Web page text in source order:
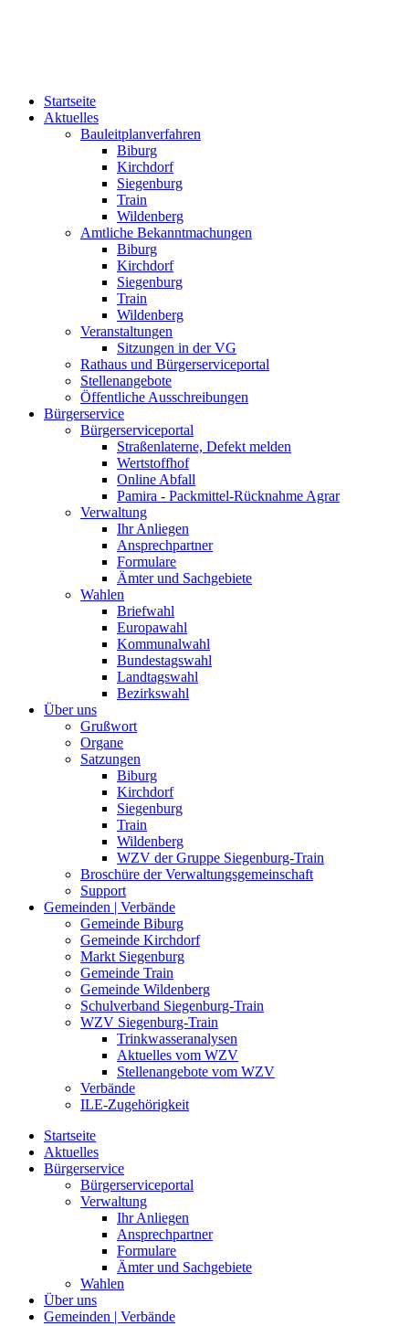
Startseite
Aktuelles
Bauleitplanverfahren
Biburg
Kirchdorf
Siegenburg
Train
Wildenberg
Amtliche Bekanntmachungen
Biburg
Kirchdorf
Siegenburg
Train
Wildenberg
Veranstaltungen
Sitzungen in der VG
Rathaus und Bürgerserviceportal
Stellenangebote
Öffentliche Ausschreibungen
Bürgerservice
Bürgerserviceportal
Straßenlaterne, Defekt melden
Wertstoffhof
Online Abfall
Pamira - Packmittel-Rücknahme Agrar
Verwaltung
Ihr Anliegen
Ansprechpartner
Formulare
Ämter und Sachgebiete
Wahlen
Briefwahl
Europawahl
Kommunalwahl
Bundestagswahl
Landtagswahl
Bezirkswahl
Über uns
Grußwort
Organe
Satzungen
Biburg
Kirchdorf
Siegenburg
Train
Wildenberg
WZV der Gruppe Siegenburg-Train
Broschüre der Verwaltungsgemeinschaft
Support
Gemeinden | Verbände
Gemeinde Biburg
Gemeinde Kirchdorf
Markt Siegenburg
Gemeinde Train
Gemeinde Wildenberg
Schulverband Siegenburg-Train
WZV Siegenburg-Train
Trinkwasseranalysen
Aktuelles vom WZV
Stellenangebote vom WZV
Verbände
ILE-Zugehörigkeit
Startseite
Aktuelles
Bürgerservice
Bürgerserviceportal
Verwaltung
Ihr Anliegen
Ansprechpartner
Formulare
Ämter und Sachgebiete
Wahlen
Über uns
Gemeinden | Verbände